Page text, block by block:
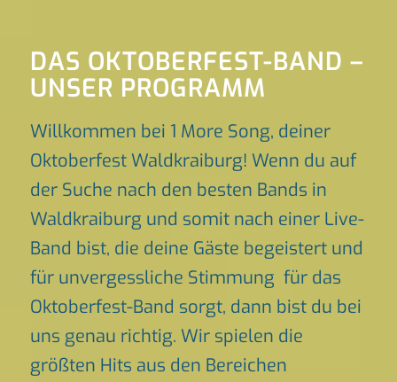
DAS OKTOBERFEST-BAND –
UNSER PROGRAMM
Willkommen bei 1 More Song, deiner
Oktoberfest Waldkraiburg! Wenn du auf
der Suche nach den besten Bands in
Waldkraiburg und somit nach einer Live-
Band bist, die deine Gäste begeistert und
für unvergessliche Stimmung für das
Oktoberfest-Band sorgt, dann bist du bei
uns genau richtig. Wir spielen die
größten Hits aus den Bereichen